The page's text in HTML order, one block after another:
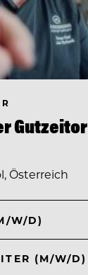
Österreich
W/D)
(M/W/D)